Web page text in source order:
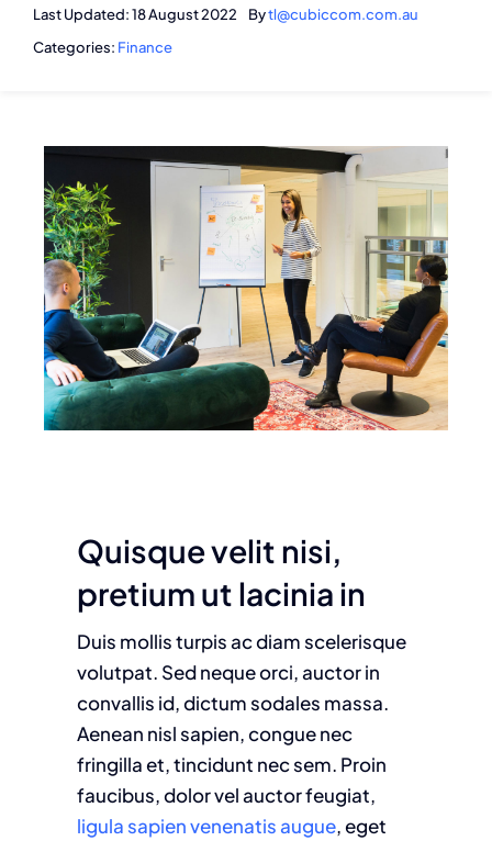
Last Updated: 18 August 2022 Bytl@cubiccom.com.au
Categories: Finance
Quisque velit nisi,
pretium ut lacinia in
Duis mollis turpis ac diam scelerisque
volutpat. Sed neque orci, auctor in
convallis id, dictum sodales massa.
Aenean nisl sapien, congue nec
fringilla et, tincidunt nec sem. Proin
faucibus, dolor vel auctor feugiat,
ligula sapien venenatis augue, eget